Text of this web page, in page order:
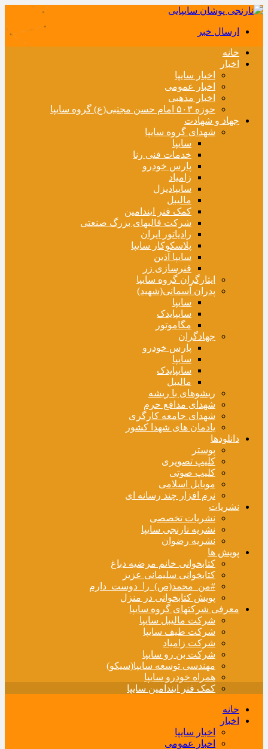
ارسال خبر
خانه
اخبار
اخبار سایپا
اخبار عمومی
اخبار مذهبی
حوزه ۵۰۳ امام حسن مجتبی(ع) گروه سایپا
جهاد و شهادت
شهدای گروه سایپا
سایپا
خدمات فنی رنا
پارس خودرو
زامیاد
سایپادیزل
مالیبل
کمک فنر ایندامین
شرکت قالبهای بزرگ صنعتی
رادیاتور ایران
پلاسکوکار سایپا
سایپا آذین
فنرسازی زر
ایثارگران گروه سایپا
پدران آسمانی(شهید)
سایپا
سایپایدک
مگاموتور
جهادگران
پارس خودرو
سایپا
سایپایدک
مالیبل
ریشوهای با ریشه
شهدای مدافع حرم
شهدای جامعه کارگری
یادمان های شهدا کشور
دانلودها
پوستر
کلیپ تصویری
کلیپ صوتی
موبایل اسلامی
نرم افزار چند رسانه ای
نشریات
نشریات تخصصی
نشریه نارنجی سایپا
نشریه رضوان
پویش ها
کتابخوانی خانم مرضیه دباغ
کتابخوانی سلیمانی عزیز
#من_محمد(ص)_را_دوست_دارم
پویش کتابخوانی در منزل
معرفی شرکتهای گروه سایپا
شرکت مالیبل سایپا
شرکت طیف سایپا
شرکت زامیاد
شرکت بن رو سایپا
مهندسی توسعه سایپا(سیکو)
همراه خودرو سایپا
کمک فنر ایندامین سایپا
خانه
اخبار
اخبار سایپا
اخبار عمومی